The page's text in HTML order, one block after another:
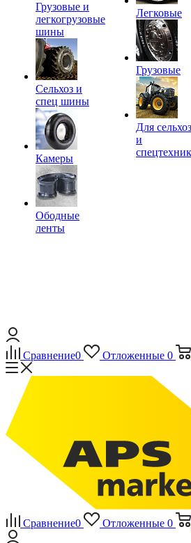
Грузовые и
легкогрузовые
шины
Сельхоз и
спец шины
Камеры
Ободные
ленты
Легковые
Грузовые
Для сельхоз
и
Сравнение0 Отложенные 0
Сравнение0 Отложенные 0